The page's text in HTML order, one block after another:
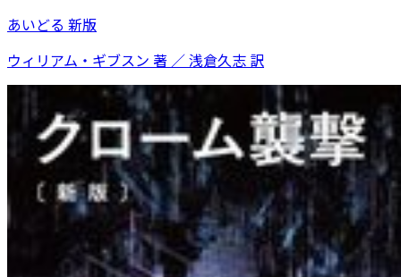
あいどる 新版
ウィリアム・ギブスン 著 ／ 浅倉久志 訳